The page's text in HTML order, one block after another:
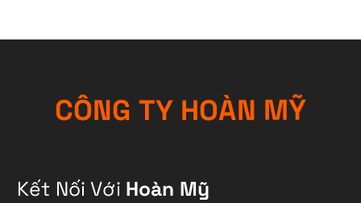
CÔNG TY HOÀN MỸ
Kết Nối Với Hoàn Mỹ